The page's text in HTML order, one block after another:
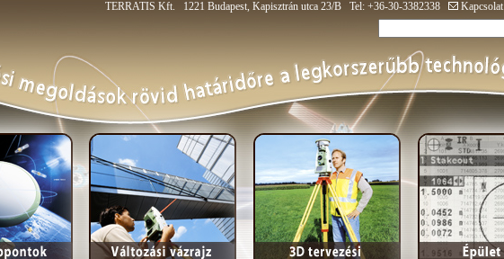
TERRATIS Kft. 1221 Budapest, Kapisztrán utca 23/B Tel: +36-30-3382338 Kapcsolat